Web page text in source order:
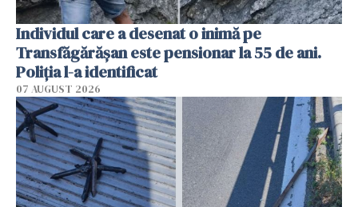
Individul care a desenat o inimă pe
Transfăgărășan este pensionar la 55 de ani.
Poliția l-a identificat
07 AUGUST 2026